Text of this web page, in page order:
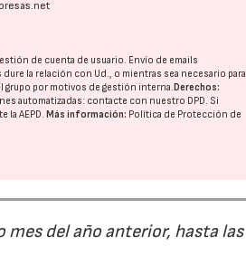
de cuenta de usuario. Envío de emails
dure la relación con Ud., o mientras sea necesario para
grupo por motivos de gestión interna.Derechos:
automatizadas: contacte con nuestro DPD. Si
laAEPD.Más información: Política de Protección de
del año anterior, hasta las
30/07/2026